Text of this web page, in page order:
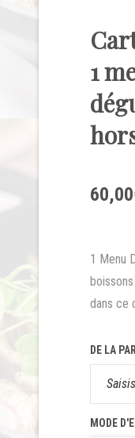
1
60,00
1 Menu
dans ce
DE LA
MODE